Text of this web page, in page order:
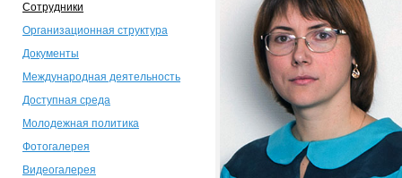
Сотрудники
Организационная структура
Документы
Международная деятельность
Доступная среда
Молодежная политика
Фотогалерея
Видеогалерея